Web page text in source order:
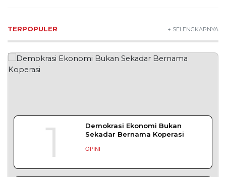
TERPOPULER + SELENGKAPNYA
1
Demokrasi Ekonomi Bukan
Sekadar Bernama Koperasi
OPINI